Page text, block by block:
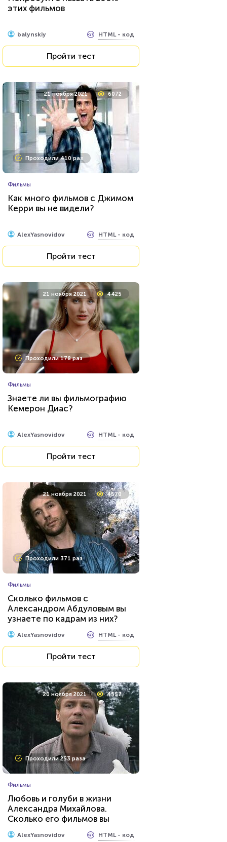
этих фильмов
balynskiy HTML - код
Пройти тест
21 ноября 2021 6072
Проходили 410 раз
Фильмы
Как много фильмов с Джимом
Керри вы не видели?
AlexYasnovidov HTML - код
Пройти тест
21 ноября 2021 4425
Проходили 178 раз
Фильмы
Знаете ли вы фильмографию
Кемерон Диас?
AlexYasnovidov HTML - код
Пройти тест
21 ноября 2021 4570
Проходили 371 раз
Фильмы
Сколько фильмов с
Александром Абдуловым вы
узнаете по кадрам из них?
AlexYasnovidov HTML - код
Пройти тест
20 ноября 2021 4557
Проходили 253 раза
Фильмы
Любовь и голуби в жизни
Александра Михайлова.
Сколько его фильмов вы
знаете?
AlexYasnovidov HTML - код